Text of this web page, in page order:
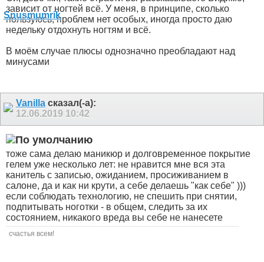
зависит от ногтей всё. У меня, в принципе, сколько
пользуюсь, проблем нет особых, иногда просто даю
недельку отдохнуть ногтям и всё.
В моём случае плюсы однозначно преобладают над
минусами
Vanilla сказал(-а):
12.06.2019 10:42
тоже сама делаю маникюр и долговременное покрытие
гелем уже несколько лет: не нравится мне вся эта
канитель с записью, ожиданием, просиживанием в
салоне, да и как ни крути, а себе делаешь "как себе" )))
если соблюдать технологию, не спешить при снятии,
подпитывать ноготки - в общем, следить за их
состоянием, никакого вреда вы себе не нанесете
счастья всем!